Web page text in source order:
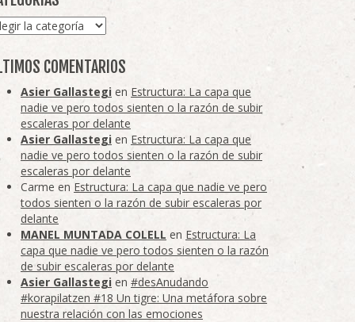
COMENTARIOS
Asier Gallastegi en Estructura: La capa que
nadie ve pero todos sienten o la razón de subir
escaleras por delante
Asier Gallastegi en Estructura: La capa que
nadie ve pero todos sienten o la razón de subir
escaleras por delante
Carme en Estructura: La capa que nadie ve pero
todos sienten o la razón de subir escaleras por
delante
MANEL MUNTADA COLELL en Estructura: La
capa que nadie ve pero todos sienten o la razón
de subir escaleras por delante
Asier Gallastegi en #desAnudando
#korapilatzen #18 Un tigre: Una metáfora sobre
nuestra relación con las emociones